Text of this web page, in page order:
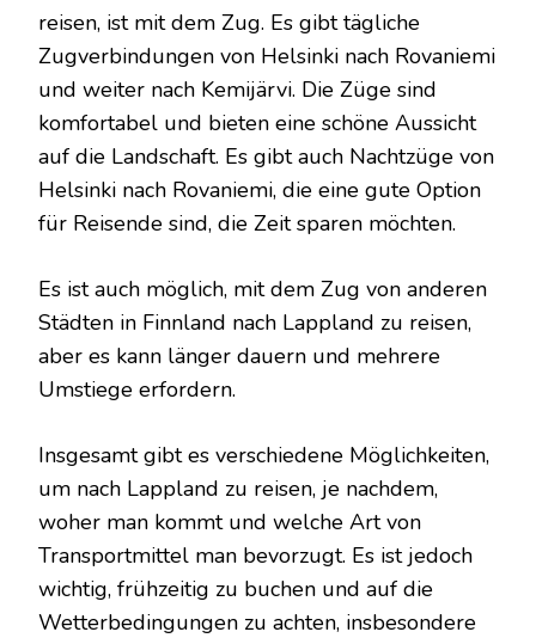
reisen, ist mit dem Zug. Es gibt tägliche
Zugverbindungen von Helsinki nach Rovaniemi
und weiter nach Kemijärvi. Die Züge sind
komfortabel und bieten eine schöne Aussicht
auf die Landschaft. Es gibt auch Nachtzüge von
Helsinki nach Rovaniemi, die eine gute Option
für Reisende sind, die Zeit sparen möchten.
Es ist auch möglich, mit dem Zug von anderen
Städten in Finnland nach Lappland zu reisen,
aber es kann länger dauern und mehrere
Umstiege erfordern.
Insgesamt gibt es verschiedene Möglichkeiten,
um nach Lappland zu reisen, je nachdem,
woher man kommt und welche Art von
Transportmittel man bevorzugt. Es ist jedoch
wichtig, frühzeitig zu buchen und auf die
Wetterbedingungen zu achten, insbesondere